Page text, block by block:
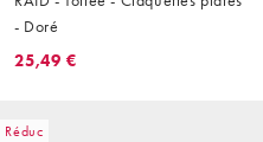
- Doré
25,49 €
Réduc